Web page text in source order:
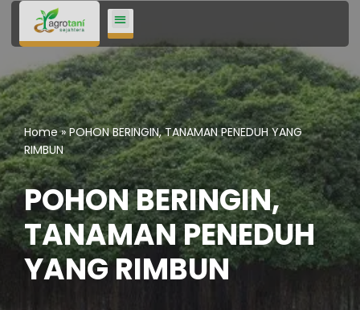
Lompat
konten
Home»POHON BERINGIN, TANAMAN PENEDUH YANG
RIMBUN
POHON BERINGIN,
TANAMAN PENEDUH
YANG RIMBUN